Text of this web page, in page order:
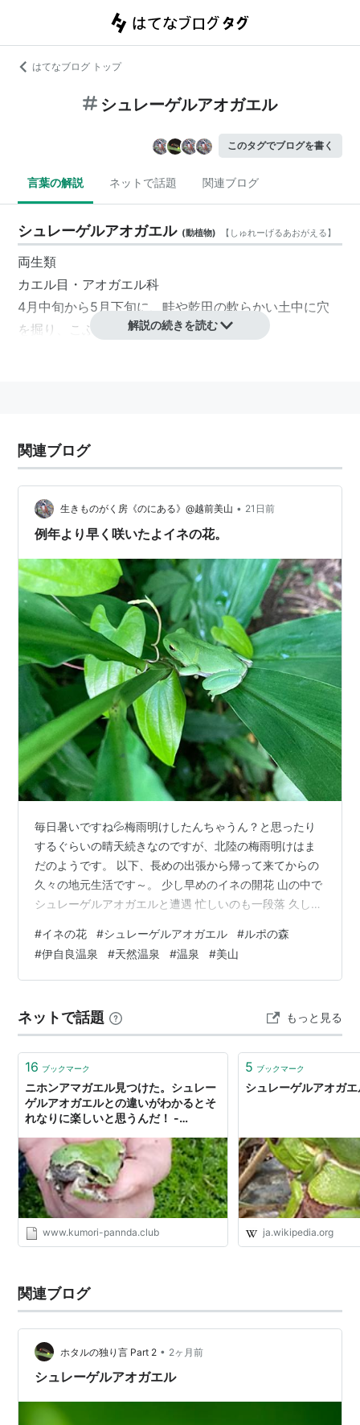
はてなブログ トップ
シュレーゲルアオガエル
このタグでブログを書く
言葉の解説 ネットで話題 関連ブログ
シュレーゲルアオガエル (動植物) 【 しゅれーげるあおがえる】
両生類
カエル目・アオガエル科
4月中旬から5月下旬に、畦や乾田の軟らかい土中に穴
を掘り、こぶし大の
絶滅危惧種
解説の続きを読む
関連ブログ
生きものがく房《のにある》@越前美山 • 21日前
例年より早く咲いたよイネの花。
毎日暑いですね💦梅雨明けしたんちゃうん？と思ったり
するぐらいの晴天続きなのですが、北陸の梅雨明けはま
だのようです。 以下、長めの出張から帰って来てからの
久々の地元生活です～。 少し早めのイネの開花 山の中で
シュレーゲルアオガエルと遭遇 忙しいのも一段落 久しぶ
長期の出張から帰ってきたら、イネの花が咲いていまし
た。 花が咲いていたのは自然発芽した方のイネで、田植
えした株はまだ少し先のようです。 例年8/1前後に花が咲
ので開花も少し遅いかもしれません。シカが入って踏み
倒されたり（一部食べら…
#イネの花 #シュレーゲルアオガエル #ルポの森
#伊自良温泉 #天然温泉 #温泉 #美山
ネットで話題 もっと見る
16 ブックマーク
ニホンアマガエル見つけた。シュレー
ゲルアオガエルとの違いがわかるとそ
れなりに楽しいと思うんだ！ -
www.kumori-pannda.club
5 ブックマーク
シュレーゲルアオガ
ja.wikipedia.org
関連ブログ
ホタルの独り言 Part 2 • 2ヶ月前
シュレーゲルアオガエル